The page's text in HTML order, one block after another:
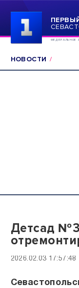
ФЕДЕРАЛЬНОЕ
НОВОСТИ
Детсад
2026.02.03 17:57:48